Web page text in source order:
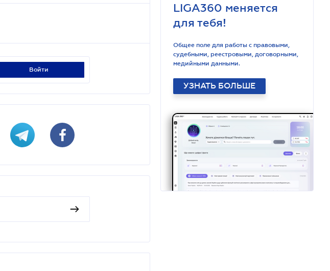
войти
LIGA360 меняется
для тебя!
Общее поле для работы с правовыми,
судебными, реестровыми, договорными,
медийными данными.
УЗНАТЬ БОЛЬШЕ